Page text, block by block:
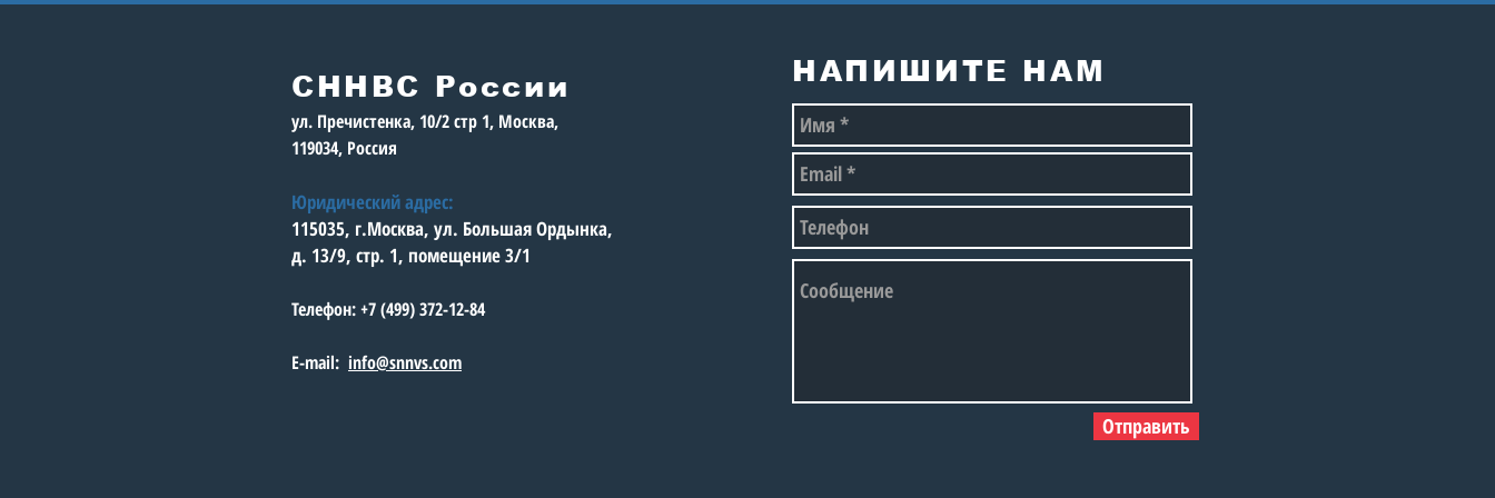
ГЕРОЕВ»: круглый
ВЕЛОЗАЕЗД «ЮНЫЕ
Президента СННВС
75-летним юбилеем!
СННВС России
ул. Пречистенка, 10/2 стр 1, Москва,
119034, Россия
Юридический адрес:
115035, г.Москва, ул. Большая Ордынка,
д. 13/9, стр. 1, помещение 3/1
Телефон: +7 (499) 372-12-84
E-mail: info@snnvs.com
НАПИШИТЕ НАМ
Отправить